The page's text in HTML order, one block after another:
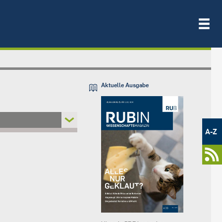
Metamenü
-
Newsportal
A-Z
Aktuelle Ausgabe